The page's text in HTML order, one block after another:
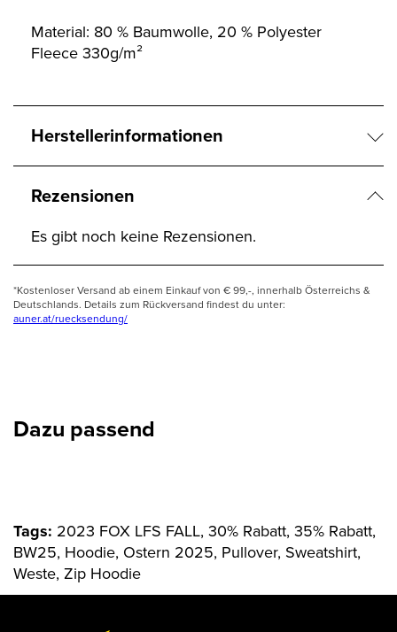
Material: 80 % Baumwolle, 20 % Polyester
Fleece 330g/m²
Herstellerinformationen
Rezensionen
Es gibt noch keine Rezensionen.
*Kostenloser Versand ab einem Einkauf von € 99,-, innerhalb Österreichs &
Deutschlands. Details zum Rückversand findest du unter:
auner.at/ruecksendung/
Dazu passend
Tags: 2023 FOX LFS FALL, 30% Rabatt, 35% Rabatt,
BW25, Hoodie, Ostern 2025, Pullover, Sweatshirt,
Weste, Zip Hoodie